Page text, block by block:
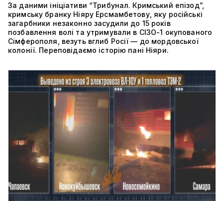
За даними ініціативи “Трибунал. Кримський епізод”,
кримську бранку Ніяру Ерсмамбетову, яку російські
загарбники незаконно засудили до 15 років
позбавлення волі та утримували в СІЗО-1 окупованого
Сімферополя, везуть вглиб Росії — до мордовської
колонії. Переповідаємо історію пані Ніяри.